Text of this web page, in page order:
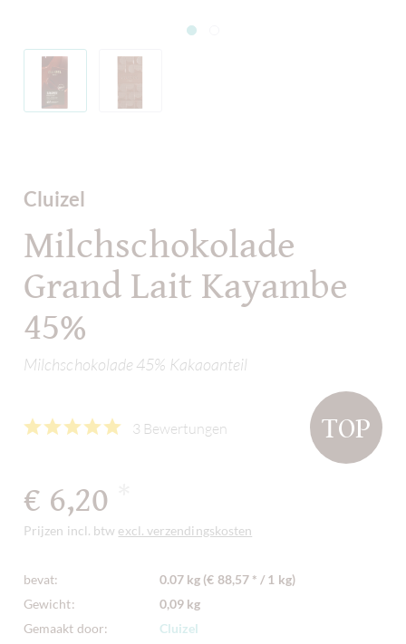
Cluizel
Milchschokolade
Grand Lait Kayambe
45%
Milchschokolade 45% Kakaoanteil
TOP
3 Bewertungen
€ 6,20
Prijzen incl. btw excl. verzendingskosten
bevat:
0.07 kg (€ 88,57 * / 1 kg)
Gewicht:
0,09 kg
Gemaakt door:
Cluizel